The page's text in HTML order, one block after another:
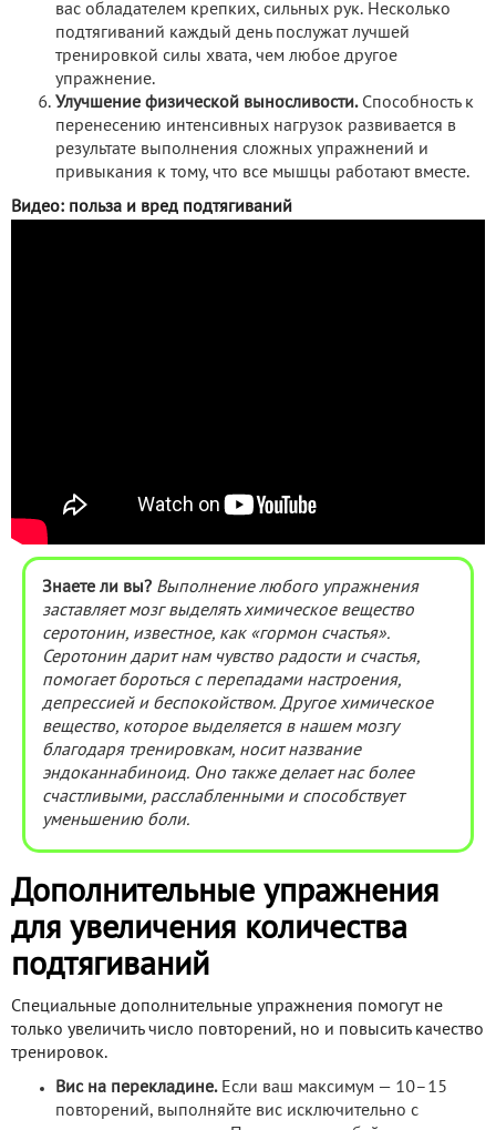
вас обладателем крепких, сильных рук. Несколько
подтягиваний каждый день послужат лучшей
тренировкой силы хвата, чем любое другое
упражнение.
Улучшение физической выносливости. Способность к
перенесению интенсивных нагрузок развивается в
результате выполнения сложных упражнений и
привыкания к тому, что все мышцы работают вместе.
Видео: польза и вред подтягиваний
Знаете ли вы? Выполнение любого упражнения
заставляет мозг выделять химическое вещество
серотонин, известное, как «гормон счастья».
Серотонин дарит нам чувство радости и счастья,
помогает бороться с перепадами настроения,
депрессией и беспокойством. Другое химическое
вещество, которое выделяется в нашем мозгу
благодаря тренировкам, носит название
эндоканнабиноид. Оно также делает нас более
счастливыми, расслабленными и способствует
уменьшению боли.
Дополнительные упражнения
для увеличения количества
подтягиваний
Специальные дополнительные упражнения помогут не
только увеличить число повторений, но и повысить качество
тренировок.
Вис на перекладине. Если ваш максимум — 10–15
повторений, выполняйте вис исключительно с